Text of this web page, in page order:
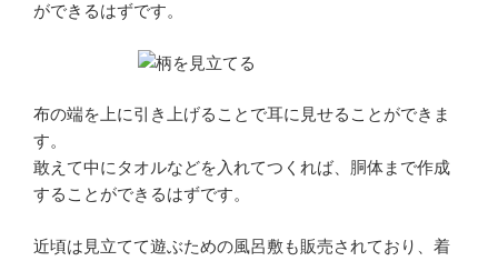
ができるはずです。
布の端を上に引き上げることで耳に見せることができま
す。
敢えて中にタオルなどを入れてつくれば、胴体まで作成
することができるはずです。
近頃は見立てて遊ぶための風呂敷も販売されており、着